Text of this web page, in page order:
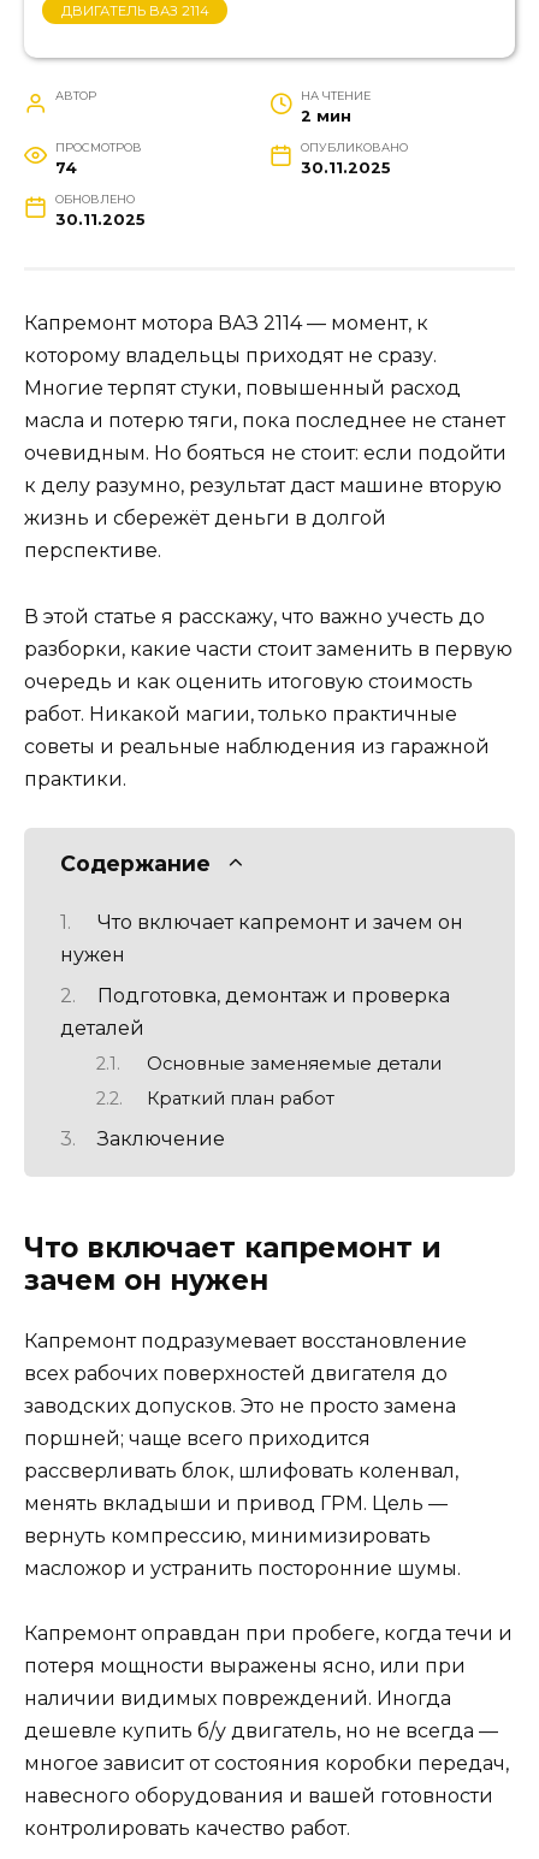
ДВИГАТЕЛЬ ВАЗ 2114
АВТОР НА ЧТЕНИЕ
2 мин
ПРОСМОТРОВ
74
ОПУБЛИКОВАНО
30.11.2025
ОБНОВЛЕНО
30.11.2025
Капремонт мотора ВАЗ 2114 — момент, к
которому владельцы приходят не сразу.
Многие терпят стуки, повышенный расход
масла и потерю тяги, пока последнее не станет
очевидным. Но бояться не стоит: если подойти
к делу разумно, результат даст машине вторую
жизнь и сбережёт деньги в долгой
перспективе.
В этой статье я расскажу, что важно учесть до
разборки, какие части стоит заменить в первую
очередь и как оценить итоговую стоимость
работ. Никакой магии, только практичные
советы и реальные наблюдения из гаражной
практики.
Содержание
Что включает капремонт и зачем он
нужен
Подготовка, демонтаж и проверка
деталей
Основные заменяемые детали
Краткий план работ
Заключение
Что включает капремонт и
зачем он нужен
Капремонт подразумевает восстановление
всех рабочих поверхностей двигателя до
заводских допусков. Это не просто замена
поршней; чаще всего приходится
рассверливать блок, шлифовать коленвал,
менять вкладыши и привод ГРМ. Цель —
вернуть компрессию, минимизировать
масложор и устранить посторонние шумы.
Капремонт оправдан при пробеге, когда течи и
потеря мощности выражены ясно, или при
наличии видимых повреждений. Иногда
дешевле купить б/у двигатель, но не всегда —
многое зависит от состояния коробки передач,
навесного оборудования и вашей готовности
контролировать качество работ.